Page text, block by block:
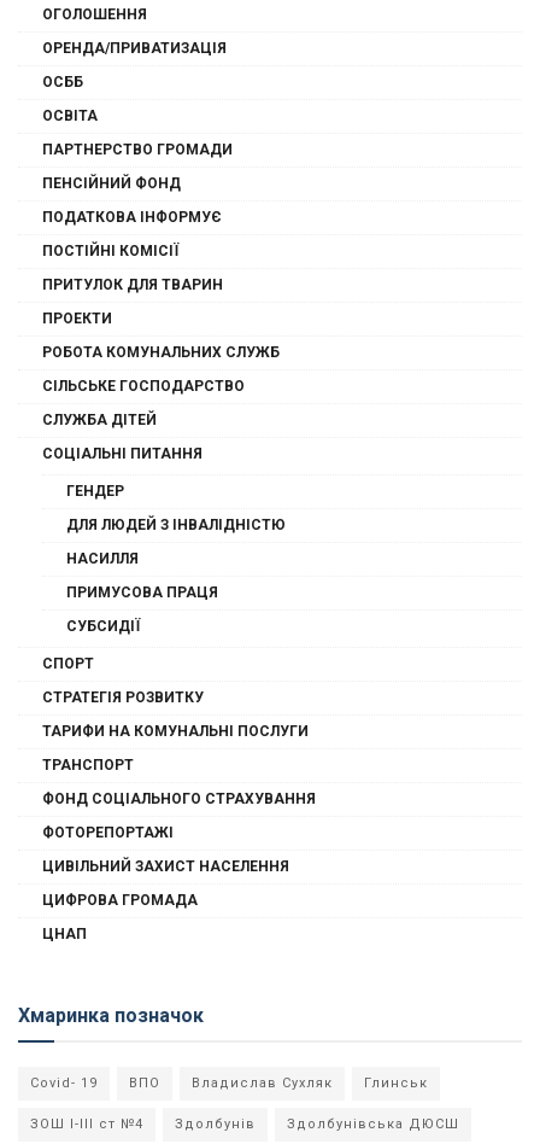
ОГОЛОШЕННЯ
ОРЕНДА/ПРИВАТИЗАЦІЯ
ОСББ
ОСВІТА
ПАРТНЕРСТВО ГРОМАДИ
ПЕНСІЙНИЙ ФОНД
ПОДАТКОВА ІНФОРМУЄ
ПОСТІЙНІ КОМІСІЇ
ПРИТУЛОК ДЛЯ ТВАРИН
ПРОЕКТИ
РОБОТА КОМУНАЛЬНИХ СЛУЖБ
СІЛЬСЬКЕ ГОСПОДАРСТВО
СЛУЖБА ДІТЕЙ
СОЦІАЛЬНІ ПИТАННЯ
ГЕНДЕР
ДЛЯ ЛЮДЕЙ З ІНВАЛІДНІСТЮ
НАСИЛЛЯ
ПРИМУСОВА ПРАЦЯ
СУБСИДІЇ
СПОРТ
СТРАТЕГІЯ РОЗВИТКУ
ТАРИФИ НА КОМУНАЛЬНІ ПОСЛУГИ
ТРАНСПОРТ
ФОНД СОЦІАЛЬНОГО СТРАХУВАННЯ
ФОТОРЕПОРТАЖІ
ЦИВІЛЬНИЙ ЗАХИСТ НАСЕЛЕННЯ
ЦИФРОВА ГРОМАДА
ЦНАП
Хмаринка позначок
Covid- 19 ВПО Владислав Сухляк Глинськ
ЗОШ І-ІІІ ст №4 Здолбунів Здолбунівська ДЮСШ